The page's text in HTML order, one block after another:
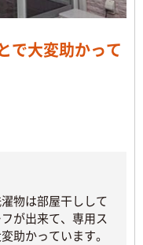
で大変助かって
物は部屋干しして
が出来て、専用ス
助かっています。